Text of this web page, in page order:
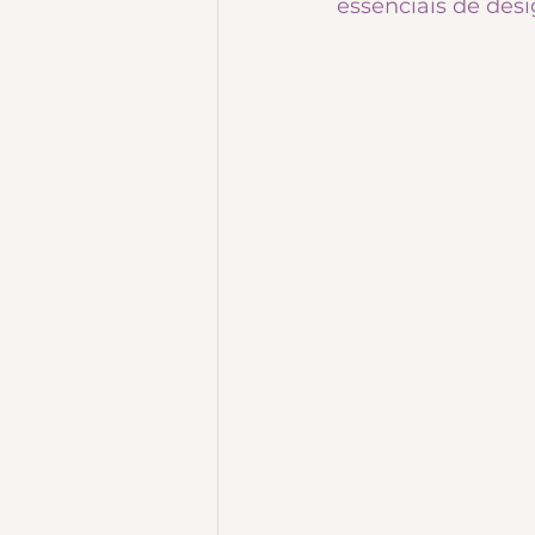
essenciais de